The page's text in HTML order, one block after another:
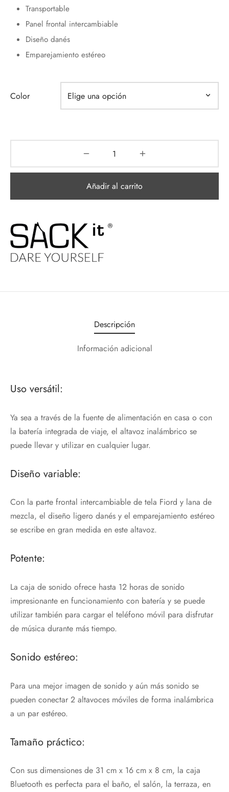
Transportable
Panel frontal intercambiable
Diseño danés
Emparejamiento estéreo
Color
Añadir al carrito
Descripción
Información adicional
Uso versátil:
Ya sea a través de la fuente de alimentación en casa o con
la batería integrada de viaje, el altavoz inalámbrico se
puede llevar y utilizar en cualquier lugar.
Diseño variable:
Con la parte frontal intercambiable de tela Fiord y lana de
mezcla, el diseño ligero danés y el emparejamiento estéreo
se escribe en gran medida en este altavoz.
Potente:
La caja de sonido ofrece hasta 12 horas de sonido
impresionante en funcionamiento con batería y se puede
utilizar también para cargar el teléfono móvil para disfrutar
de música durante más tiempo.
Sonido estéreo:
Para una mejor imagen de sonido y aún más sonido se
pueden conectar 2 altavoces móviles de forma inalámbrica
a un par estéreo.
Tamaño práctico:
Con sus dimensiones de 31 cm x 16 cm x 8 cm, la caja
Bluetooth es perfecta para el baño, el salón, la terraza, en